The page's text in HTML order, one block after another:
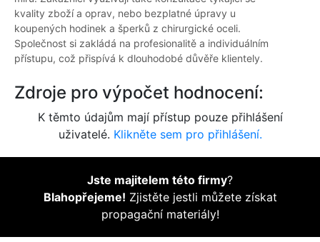
kvality zboží a oprav, nebo bezplatné úpravy u
koupených hodinek a šperků z chirurgické oceli.
Společnost si zakládá na profesionalitě a individuálním
přístupu, což přispívá k dlouhodobé důvěře klientely.
Zdroje pro výpočet hodnocení:
K těmto údajům mají přístup pouze přihlášení
uživatelé. Klikněte sem pro přihlášení.
Jste majitelem této firmy?
Blahopřejeme! Zjistěte jestli můžete získat
propagační materiály!